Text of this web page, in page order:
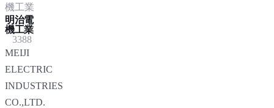
機工業
明治電
機工業
3388
MEIJI
ELECTRIC
INDUSTRIES
CO.,LTD.